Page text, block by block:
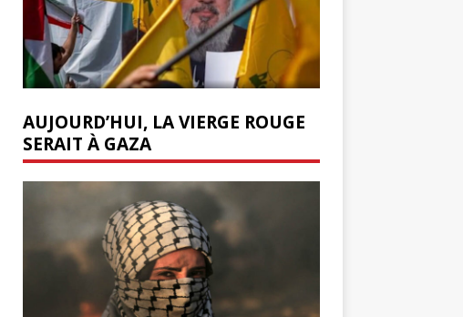
AUJOURD’HUI, LA VIERGE ROUGE
SERAIT À GAZA